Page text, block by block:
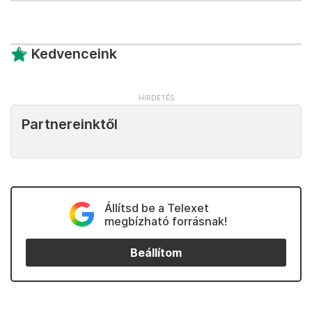
Kedvenceink
Partnereinktől
Állítsd be a Telexet
megbízható forrásnak!
Beállítom